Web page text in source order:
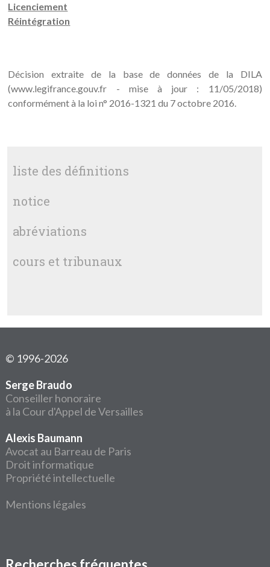
Licenciement
Réintégration
Décision extraite de la base de données de la DILA
(www.legifrance.gouv.fr - mise à jour : 11/05/2018)
conformément à la loi n° 2016-1321 du 7 octobre 2016.
liste des définitions
notice
abréviations
cours et tribunaux
© 1996-2026
Serge Braudo
Conseiller honoraire
à la Cour d'Appel de Versailles
Alexis Baumann
Avocat au Barreau de Paris
Droit informatique
Propriété intellectuelle
Mentions légales